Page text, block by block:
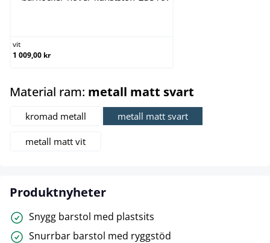
vit
1 009,00 kr
Material ram: metall matt svart
kromad metall metall matt svart
metall matt vit
Produktnyheter
Snygg barstol med plastsits
Snurrbar barstol med ryggstöd